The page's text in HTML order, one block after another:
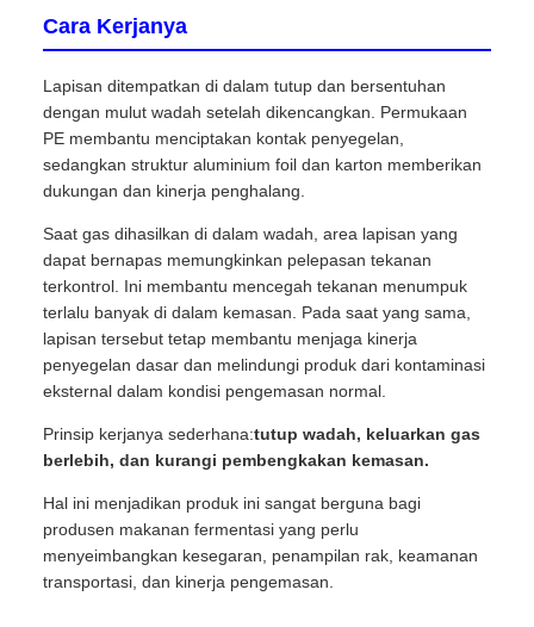
Cara Kerjanya
Lapisan ditempatkan di dalam tutup dan bersentuhan
dengan mulut wadah setelah dikencangkan. Permukaan
PE membantu menciptakan kontak penyegelan,
sedangkan struktur aluminium foil dan karton memberikan
dukungan dan kinerja penghalang.
Saat gas dihasilkan di dalam wadah, area lapisan yang
dapat bernapas memungkinkan pelepasan tekanan
terkontrol. Ini membantu mencegah tekanan menumpuk
terlalu banyak di dalam kemasan. Pada saat yang sama,
lapisan tersebut tetap membantu menjaga kinerja
penyegelan dasar dan melindungi produk dari kontaminasi
eksternal dalam kondisi pengemasan normal.
Prinsip kerjanya sederhana:tutup wadah, keluarkan gas
berlebih, dan kurangi pembengkakan kemasan.
Hal ini menjadikan produk ini sangat berguna bagi
produsen makanan fermentasi yang perlu
menyeimbangkan kesegaran, penampilan rak, keamanan
transportasi, dan kinerja pengemasan.